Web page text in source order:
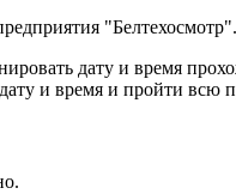
"Белтехосмотр".
дату и время
и время и пройти всю